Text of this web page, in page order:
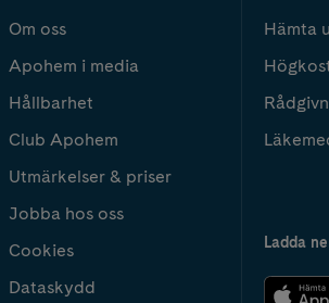
Om oss
Apohem i media
Hållbarhet
Club Apohem
Utmärkelser & priser
Jobba hos oss
Cookies
Dataskydd
Hämta
Ladda